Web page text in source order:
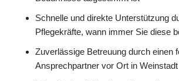
Schnelle und direkte Unterstützung
Pflegekräfte, wann immer Sie diese
Zuverlässige Betreuung durch einen
Ansprechpartner vor Ort in Weinstadt